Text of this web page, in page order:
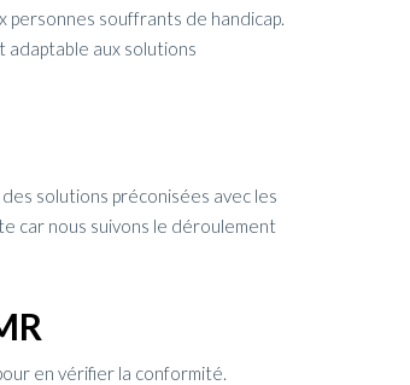
souffrants de handicap.
adaptable aux solutions
solutions préconisées avec les
car nous suivons le déroulement
en vérifier la conformité.